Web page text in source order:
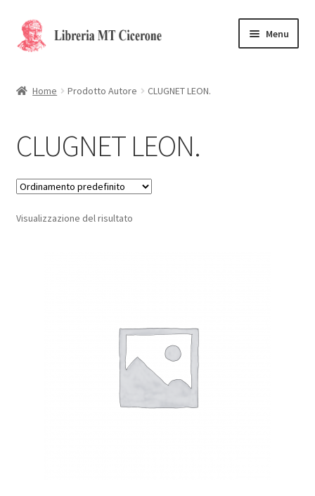
Vai
alla
Vai
al
Menu
La Storia
Contattaci
Cassa
Home Prodotto Autore CLUGNET LEON.
CLUGNET LEON.
Visualizzazione del risultato